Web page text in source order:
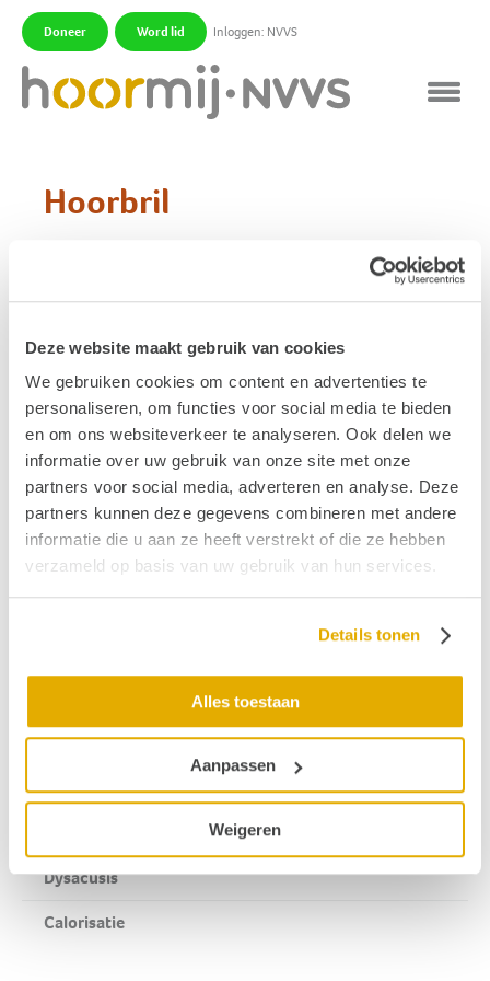
Deze website maakt gebruik van cookies
We gebruiken cookies om content en advertenties te
personaliseren, om functies voor social media te bieden
en om ons websiteverkeer te analyseren. Ook delen we
informatie over uw gebruik van onze site met onze
partners voor social media, adverteren en analyse. Deze
partners kunnen deze gegevens combineren met andere
informatie die u aan ze heeft verstrekt of die ze hebben
verzameld op basis van uw gebruik van hun services.
Details tonen
Alles toestaan
Aanpassen
Weigeren
Doneer Word lid Inloggen: NVVS
Hoorbril
gehoorapparatuur in de poten. De microfoon(s) en de
versterker zijn geïntegreerd in de poten van de bril.
Het geluid wordt via een ‘gewoon’ oorstukje
doorgegeven aan het oor. Een hoorbril kan handig
zijn als u zowel een bril als een hoortoestel gebruikt.
· Een hoorbril met beengeleiding trilt op het bot direct
achter het oor en draagt zo het geluid over. Deze bril
is geschikt voor mensen met geleidingsgehoorverlies.
Gerelateerde begrippen
Drop attacks
Tumarkin crisis
Achterste schedelgroeve
Dysacusis
Calorisatie